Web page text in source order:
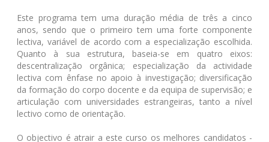
Este programa tem uma duração média de três a cinco
anos, sendo que o primeiro tem uma forte componente
lectiva, variável de acordo com a especialização escolhida.
Quanto à sua estrutura, baseia-se em quatro eixos:
descentralização orgânica; especialização da actividade
lectiva com ênfase no apoio à investigação; diversificação
da formação do corpo docente e da equipa de supervisão; e
articulação com universidades estrangeiras, tanto a nível
lectivo como de orientação.
O objectivo é atrair a este curso os melhores candidatos -